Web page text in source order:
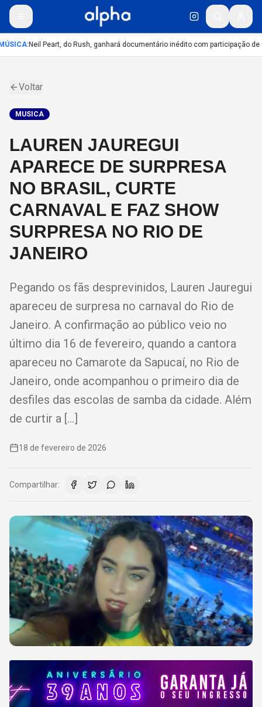
:Neil Peart, do Rush, ganhará documentário inédito com participação de
Voltar
MUSICA
LAUREN JAUREGUI
APARECE DE SURPRESA
NO BRASIL, CURTE
CARNAVAL E FAZ SHOW
SURPRESA NO RIO DE
JANEIRO
Pegando os fãs desprevinidos, Lauren Jauregui
apareceu de surpresa no carnaval do Rio de
Janeiro. A confirmação ao público veio no
último dia 16 de fevereiro, quando a cantora
apareceu no Camarote da Sapucaí, no Rio de
Janeiro, onde acompanhou o primeiro dia de
desfiles das escolas de samba da cidade. Além
de curtir a […]
18 de fevereiro de 2026
Compartilhar: